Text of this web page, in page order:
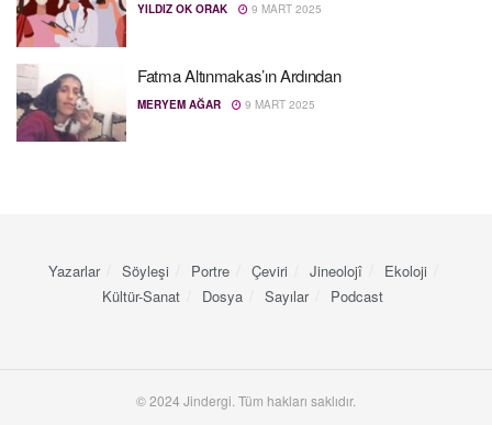
YILDIZ OK ORAK 9 MART 2025
Fatma Altınmakas’ın Ardından
MERYEM AĞAR 9 MART 2025
Yazarlar Söyleşi Portre Çeviri Jineolojî
Ekoloji
Kültür-Sanat
Dosya Sayılar Podcast
© 2024 Jindergi. Tüm hakları saklıdır.